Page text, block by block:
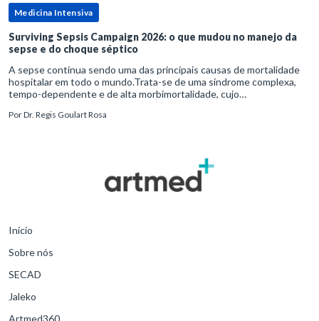
Medicina Intensiva
Surviving Sepsis Campaign 2026: o que mudou no manejo da
sepse e do choque séptico
A sepse continua sendo uma das principais causas de mortalidade
hospitalar em todo o mundo.Trata-se de uma síndrome complexa,
tempo-dependente e de alta morbimortalidade, cujo
para o desfe
PorDr. Regis Goulart Rosa
Início
Sobre nós
SECAD
Jaleko
Artmed360